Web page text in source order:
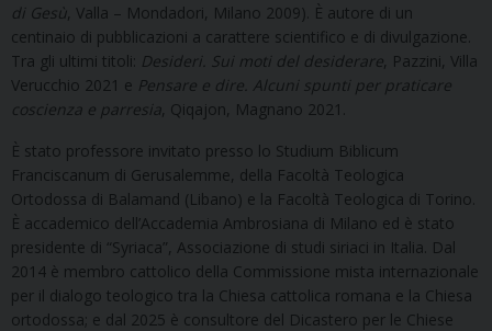
di Gesù , Valla – Mondadori, Milano 2009). È autore di un
centinaio di pubblicazioni a carattere scientifico e di divulgazione.
Tra gli ultimi titoli: Desideri. Sui moti del desiderare , Pazzini, Villa
Verucchio 2021 e Pensare e dire. Alcuni spunti per praticare
coscienza e parresia , Qiqajon, Magnano 2021.
È stato professore invitato presso lo Studium Biblicum
Franciscanum di Gerusalemme, della Facoltà Teologica
Ortodossa di Balamand (Libano) e la Facoltà Teologica di Torino.
È accademico dell’Accademia Ambrosiana di Milano ed è stato
presidente di “Syriaca”, Associazione di studi siriaci in Italia. Dal
2014 è membro cattolico della Commissione mista internazionale
per il dialogo teologico tra la Chiesa cattolica romana e la Chiesa
ortodossa; e dal 2025 è consultore del Dicastero per le Chiese